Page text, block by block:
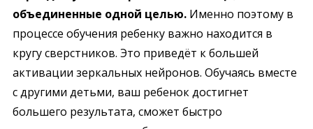
объединенные одной целью.Именно поэтому в
процессе обучения ребенку важно находится в
кругу сверстников. Это приведёт к большей
активации зеркальных нейронов. Обучаясь вместе
с другими детьми, ваш ребенок достигнет
большего результата, сможет быстро